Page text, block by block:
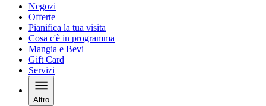
Negozi
Offerte
Pianifica la tua visita
Cosa c'è in programma
Mangia e Bevi
Gift Card
Servizi
Altro